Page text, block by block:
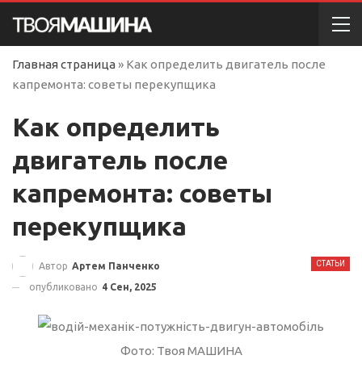
Главная страница » Как определить двигатель после
капремонта: советы перекупщика
Как определить
двигатель после
капремонта: советы
перекупщика
СТАТЬИ
Автор Артем Панченко
опубликовано 4 Сен, 2025
Фото: Твоя МАШИНА